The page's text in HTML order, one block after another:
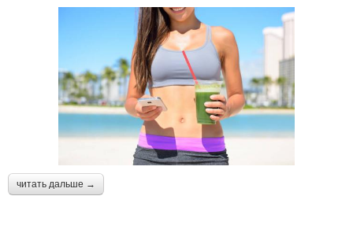
читать дальше →